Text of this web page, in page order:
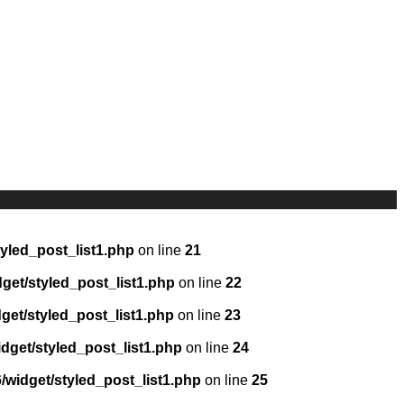
on line 21
styled_post_list1.php on line 22
styled_post_list1.php on line 23
styled_post_list1.php on line 24
widget/styled_post_list1.php on line 25